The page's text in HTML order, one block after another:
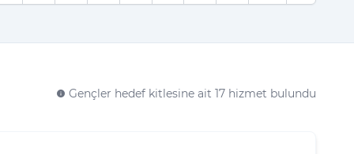
info Gençler hedef kitlesine ait 17 hizmet bulundu